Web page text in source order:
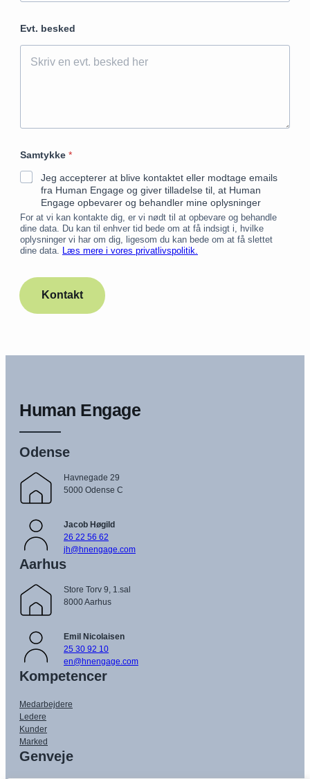
Evt. besked
Samtykke *
Jeg accepterer at blive kontaktet eller modtage emails
fra Human Engage og giver tilladelse til, at Human
Engage opbevarer og behandler mine oplysninger
For at vi kan kontakte dig, er vi nødt til at opbevare og behandle
dine data. Du kan til enhver tid bede om at få indsigt i, hvilke
oplysninger vi har om dig, ligesom du kan bede om at få slettet
dine data.
Læs mere i vores privatlivspolitik.
Kontakt
Human Engage
Odense
Havnegade 29
5000 Odense C
Jacob Høgild
26 22 56 62
jh@hnengage.com
Aarhus
Store Torv 9, 1.sal
8000 Aarhus
Emil Nicolaisen
25 30 92 10
en@hnengage.com
Kompetencer
Medarbejdere
Ledere
Kunder
Marked
Genveje